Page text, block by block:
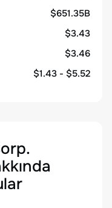
$651.35B
$3.43
$3.46
$1.43 - $5.52